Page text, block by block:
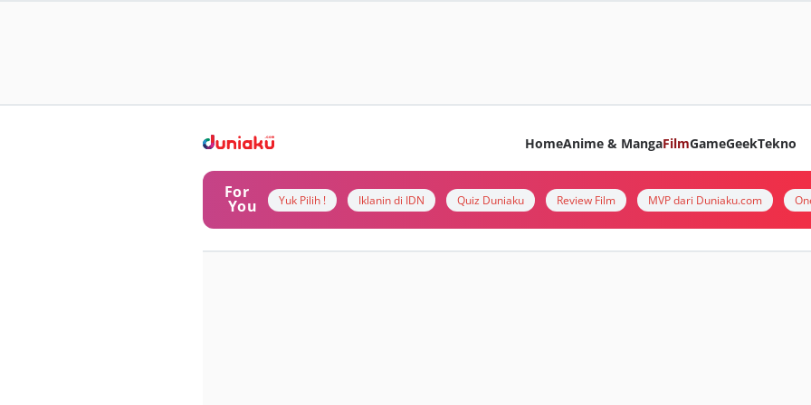
HomeAnime & MangaFilmGameGeekTekno
For
You Yuk Pilih ! Iklanin di IDN Quiz Duniaku Review Film MVP dari Duniaku.com